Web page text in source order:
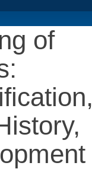
of